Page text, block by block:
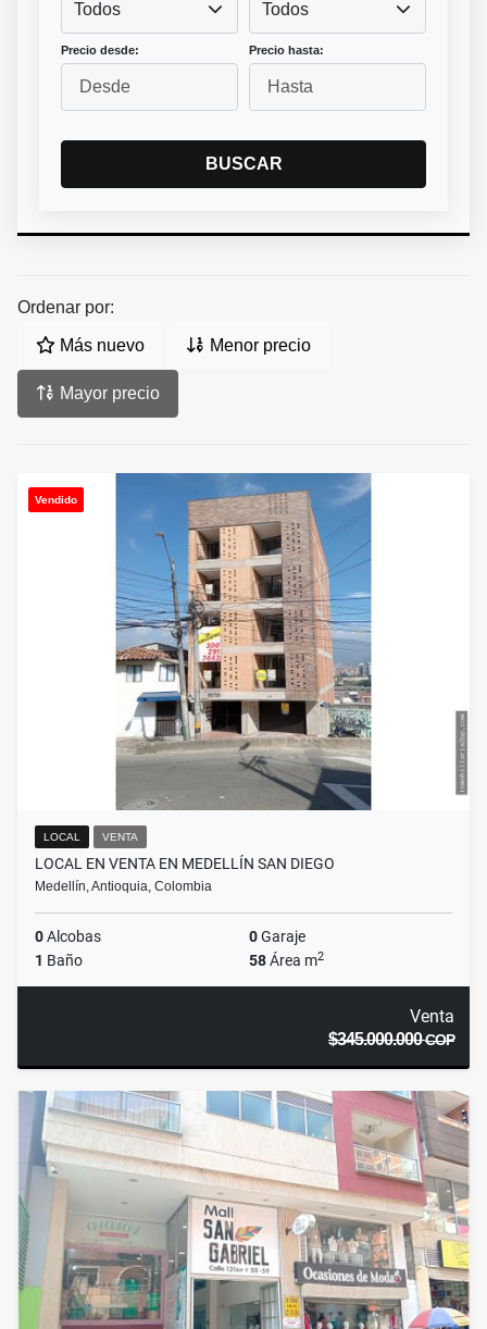
Todos Todos
Precio desde: Precio hasta:
BUSCAR
Ordenar por:
Más nuevo Menor precio
Mayor precio
Vendido
LOCAL VENTA
LOCAL EN VENTA EN MEDELLÍN SAN DIEGO
Medellín, Antioquia, Colombia
0Alcobas 0Garaje
1 Baño 58Área m2
Venta
$345.000.000COP